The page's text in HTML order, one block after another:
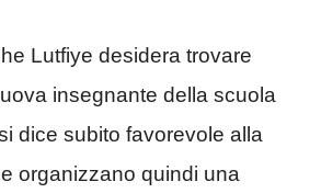
Lutfiye desidera trovare
insegnante della scuola
dice subito favorevole alla
organizzano quindi una